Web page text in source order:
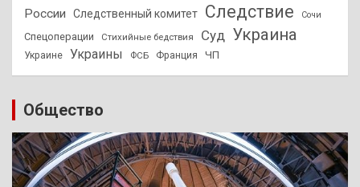
России
Следственный комитет Следствие Сочи
Спецоперации Стихийные бедствия Суд Украина
Украине Украины ФСБ Франция ЧП
Общество